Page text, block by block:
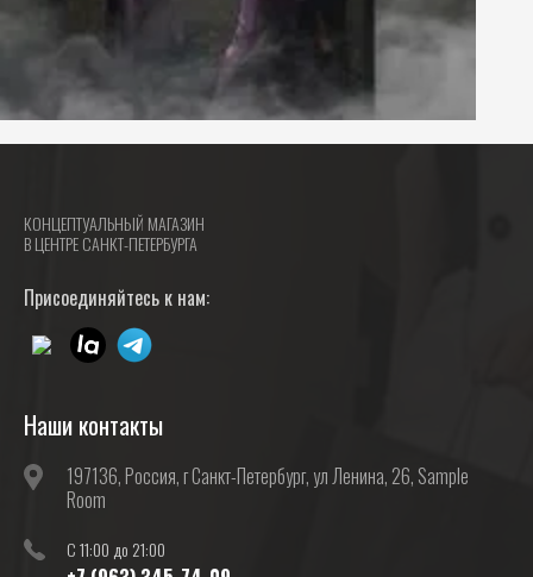
КОНЦЕПТУАЛЬНЫЙ МАГАЗИН
В ЦЕНТРЕ САНКТ-ПЕТЕРБУРГА
Присоединяйтесь к нам:
Наши контакты
197136, Россия, г Санкт-Петербург, ул Ленина, 26, Sample
Room
C 11:00 до 21:00